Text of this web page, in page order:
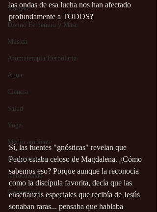
Stargate
Divino Femenino y Masc.
Música
Aromaterapia/Herbolaria
Agua
Ciencia
Salud
Yoga
Medio ambiente
Bioagricultura
Autocuidado
Consciencia
las ondas de esa lucha nos han afectado
profundamente a TODOS?
Sí, las fuentes "gnósticas" revelan que
Pedro estaba celoso de Magdalena. ¿Cómo
sabemos eso? Porque aunque la reconocía
como la discípula favorita, decía que las
enseñanzas especiales que recibía de Jesús
sonaban raras... pensaba que hablaba